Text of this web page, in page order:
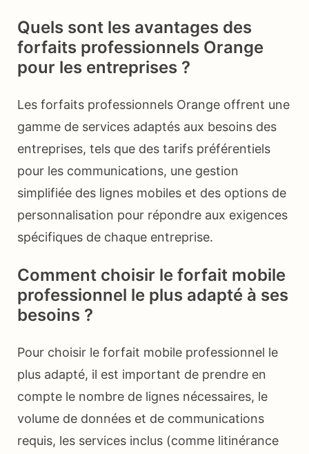
Quels sont les avantages des
forfaits professionnels Orange
pour les entreprises ?
Les forfaits professionnels Orange offrent une
gamme de services adaptés aux besoins des
entreprises, tels que des tarifs préférentiels
pour les communications, une gestion
simplifiée des lignes mobiles et des options de
personnalisation pour répondre aux exigences
spécifiques de chaque entreprise.
Comment choisir le forfait mobile
professionnel le plus adapté à ses
besoins ?
Pour choisir le forfait mobile professionnel le
plus adapté, il est important de prendre en
compte le nombre de lignes nécessaires, le
volume de données et de communications
requis, les services inclus (comme litinérance